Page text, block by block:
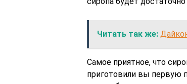
Читать так же:
Самое приятное, что
приготовили вы первую